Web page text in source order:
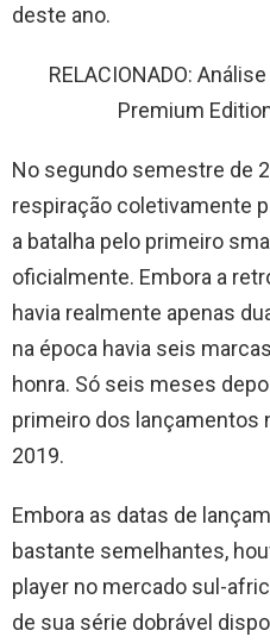
deste ano.
RELACIONADO:
Premium
No segundo semestre de
respiração coletivamente
a batalha pelo primeiro
oficialmente. Embora a
havia realmente apenas
na época havia seis
honra. Só seis meses
primeiro dos lançamentos
2019.
Embora as datas de
bastante semelhantes,
player no mercado sul-
de sua série dobrável